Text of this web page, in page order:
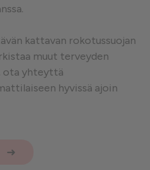
kattavan rokotussuojan
muut terveyden
ota yhteyttä
hyvissä ajoin